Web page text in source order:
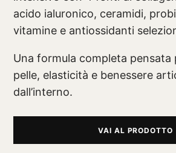
acido ialuronico, ceramidi,
vitamine e antiossidanti
Una formula completa pensata
pelle, elasticità e benessere
dall’interno.
VAI AL PRODOTTO